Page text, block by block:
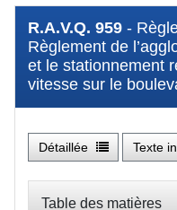
R.A.V.Q. 959 -
Règlement de
et le stationnement
vitesse sur le
Détaillée Texte
Table des matières